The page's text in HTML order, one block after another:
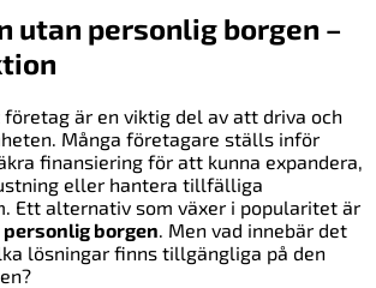
utan personlig borgen –
är en viktig del av att driva och
Många företagare ställs inför
finansiering för att kunna expandera,
eller hantera tillfälliga
Ett alternativ som växer i popularitet är
personlig borgen . Men vad innebär det
lösningar finns tillgängliga på den